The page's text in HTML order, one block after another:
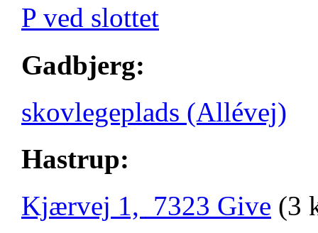
P ved slottet
Gadbjerg:
skovlegeplads (Allévej)
Hastrup:
Kjærvej 1, 7323 Give (3